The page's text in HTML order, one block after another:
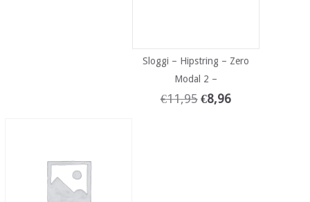
Sloggi – Hipstring – Zero
Modal 2 –
€11,95 €8,96